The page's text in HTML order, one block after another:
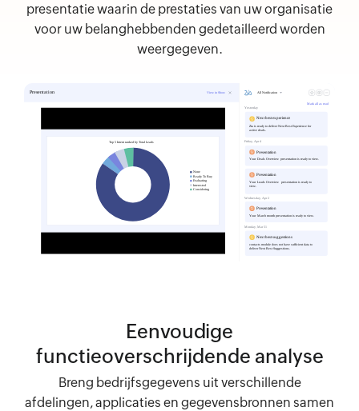
presentatie waarin de prestaties van uw organisatie
voor uw belanghebbenden gedetailleerd worden
weergegeven.
Eenvoudige
functieoverschrijdende analyse
Breng bedrijfsgegevens uit verschillende
afdelingen, applicaties en gegevensbronnen samen